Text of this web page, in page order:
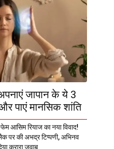
जापान के ये 3
पाएं मानसिक शांति
फेम आसिम रियाज का नया विवाद!
पर की अभद्र टिप्पणी, अभिनव
करारा जवाब